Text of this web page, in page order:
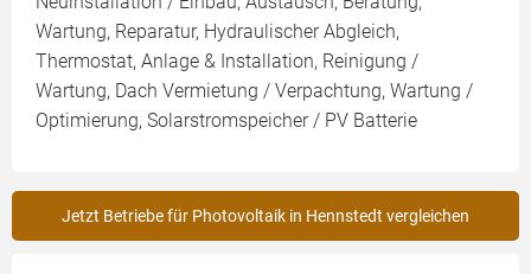
Wartung, Reparatur, Hydraulischer Abgleich,
Thermostat, Anlage & Installation, Reinigung /
Wartung, Dach Vermietung / Verpachtung, Wartung /
Optimierung, Solarstromspeicher / PV Batterie
Jetzt Betriebe für Photovoltaik in Hennstedt vergleichen